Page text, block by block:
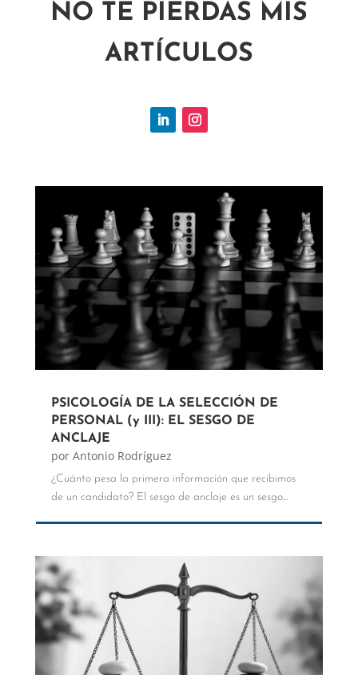
NO TE PIERDAS MIS
ARTÍCULOS
PSICOLOGÍA DE LA SELECCIÓN DE
PERSONAL (y III): EL SESGO DE
ANCLAJE
por Antonio Rodríguez
¿Cuánto pesa la primera información que recibimos
de un candidato? El sesgo de anclaje es un sesgo...